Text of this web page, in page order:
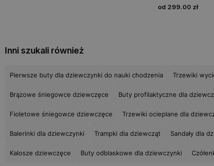
od 299.00 zł
Inni szukali również
Pierwsze buty dla dziewczynki do nauki chodzenia Trzewiki
Brązowe śniegowce dziewczęce Buty profilaktyczne dla
Fioletowe śniegowce dziewczęce Trzewiki ocieplane dla
Balerinki dla dziewczynki Trampki dla dziewcząt Sandały dla
Kalosze dziewczęce Buty odblaskowe dla dziewczynki